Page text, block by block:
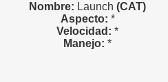
Nombre: Launch (CAT)
Aspecto: *
Velocidad: *
Manejo: *